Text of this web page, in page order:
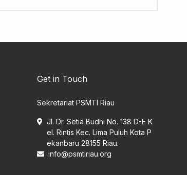
Get in Touch
Sekretariat PSMTI Riau
Jl. Dr. Setia Budhi No. 138 D-E K
el. Rintis Kec. Lima Puluh Kota P
ekanbaru 28155 Riau.
info@psmtiriau.org